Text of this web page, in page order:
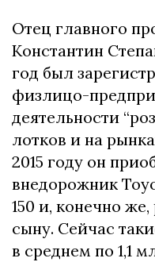
Отец главного
Константин
год был
физлицо-
деятельности
лотков и на
2015 году он
внедорожник
150 и, конечно
сыну. Сейчас
в среднем по 1,1